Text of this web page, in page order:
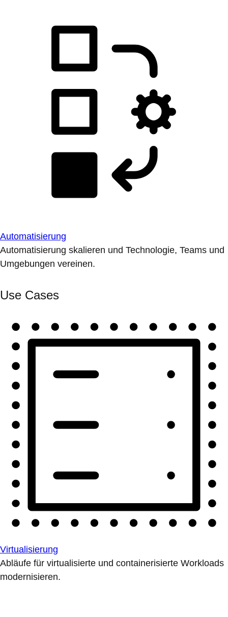
Automatisierung
Automatisierung skalieren und Technologie, Teams und
Umgebungen vereinen.
Use Cases
Virtualisierung
Abläufe für virtualisierte und containerisierte Workloads
modernisieren.